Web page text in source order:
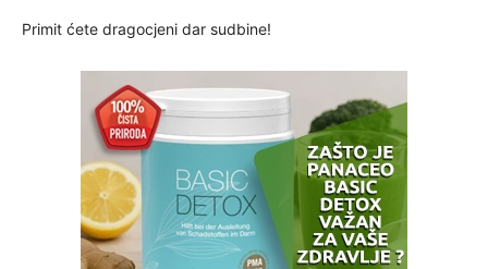
Primit ćete dragocjeni dar sudbine!